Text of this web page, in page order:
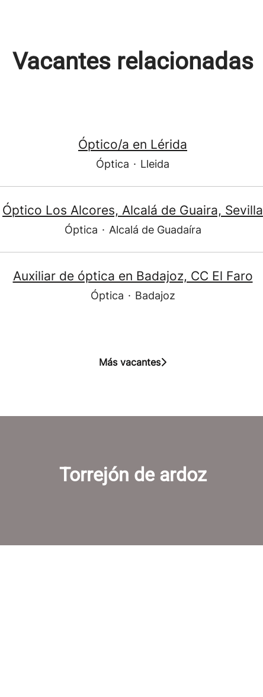
Vacantes relacionadas
Óptico/a en Lérida
Óptica · Lleida
Óptico Los Alcores, Alcalá de Guaira, Sevilla
Óptica · Alcalá de Guadaíra
Auxiliar de óptica en Badajoz, CC El Faro
Óptica · Badajoz
Más vacantes
Torrejón de ardoz